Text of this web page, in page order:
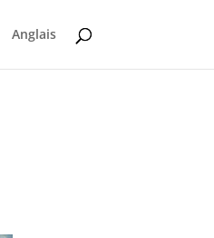
Anglais